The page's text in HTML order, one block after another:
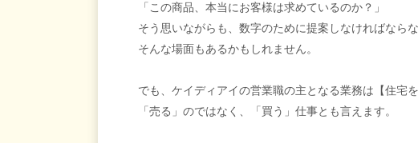
「この商品、本当にお客様は求めているのか？」
そう思いながらも、数字のために提案しなければなら
そんな場面もあるかもしれません。
でも、ケイディアイの営業職の主となる業務は【住宅
「売る」のではなく、「買う」仕事とも言えます。